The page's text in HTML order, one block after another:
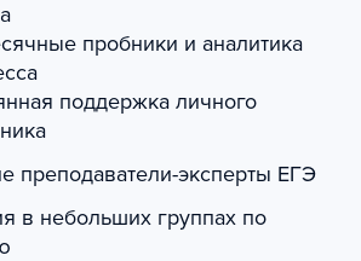
пробники и аналитика
поддержка личного
преподаватели-эксперты ЕГЭ
в небольших группах по